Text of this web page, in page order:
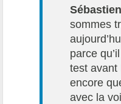
sommes
parce
test avant
encore
avec la